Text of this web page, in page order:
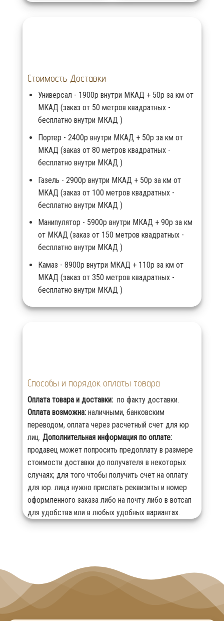
Стоимость Доставки
Универсал - 1900р внутри МКАД + 50р за км от
МКАД (заказ от 50 метров квадратных -
бесплатно внутри МКАД )
Портер - 2400р внутри МКАД + 50р за км от
МКАД (заказ от 80 метров квадратных -
бесплатно внутри МКАД )
Газель - 2900р внутри МКАД + 50р за км от
МКАД (заказ от 100 метров квадратных -
бесплатно внутри МКАД )
Манипулятор - 5900р внутри МКАД + 90р за км
от МКАД (заказ от 150 метров квадратных -
бесплатно внутри МКАД )
Камаз - 8900р внутри МКАД + 110р за км от
МКАД (заказ от 350 метров квадратных -
бесплатно внутри МКАД )
Способы и порядок оплаты товара
Оплата товара и доставки: по факту доставки.
Оплата возможна: наличными, банковским
переводом, оплата через расчетный счет для юр
лиц. Дополнительная информация по оплате:
продавец может попросить предоплату в размере
стоимости доставки до получателя в некоторых
случаях; для того чтобы получить счет на оплату
для юр. лица нужно прислать реквизиты и номер
оформленного заказа либо на почту либо в вотсап
для удобства или в любых удобных вариантах.